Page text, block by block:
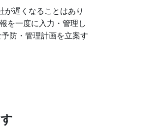
が遅くなることはあり
を一度に入力・管理し
防・管理計画を立案す